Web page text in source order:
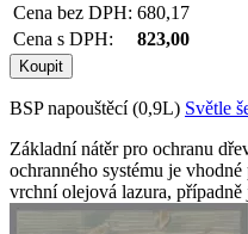
Cena bez DPH: 680,17
Cena s DPH:
823,00
BSP napouštěcí (0,9L) Světle
Základní nátěr pro ochranu
ochranného systému je
vrchní olejová lazura,